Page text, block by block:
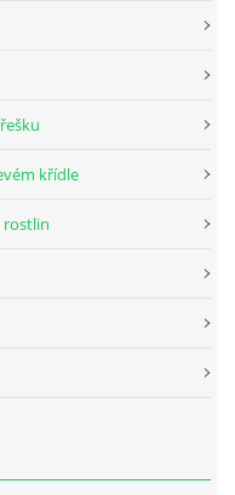
křídle
rostlin